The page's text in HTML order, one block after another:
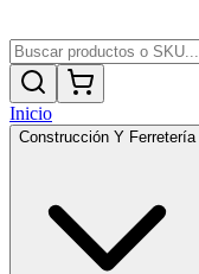
Inicio
Construcción Y Ferretería